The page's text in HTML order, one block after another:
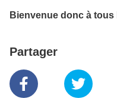
Bienvenue donc à tous
Partager